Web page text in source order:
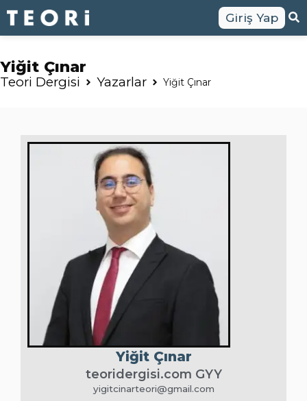
Giriş Yap
Yiğit Çınar
Teori Dergisi Yazarlar Yiğit Çınar
Yiğit Çınar
teoridergisi.com GYY
yigitcinarteori@gmail.com